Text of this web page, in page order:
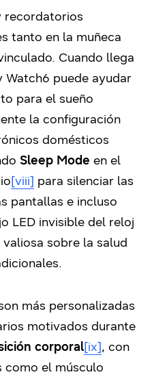
recordatorios
tanto en la muñeca
Cuando llega
Watch6 puede ayudar
para el sueño
la configuración
domésticos
Sleep Mode en el
[viii] para silenciar las
pantallas e incluso
LED invisible del reloj
sobre la salud
más personalizadas
motivados durante
corporal[ix], con
como el músculo